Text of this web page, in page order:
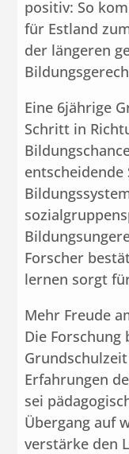
positiv: So
für Estland
der längeren
Eine 6jährige
Schritt in
entscheidende
Forscher
lernen sorgt
Mehr Freude
Die
Erfahrungen
sei
Übergang auf
verstärke den